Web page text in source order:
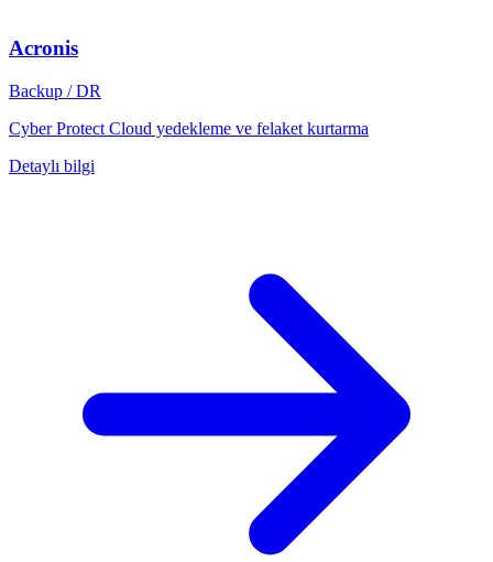
Acronis
Backup / DR
Cyber Protect Cloud yedekleme ve felaket kurtarma
Detaylı bilgi